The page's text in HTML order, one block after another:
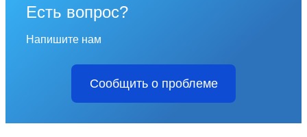
Есть вопрос?
Напишите нам
Сообщить о проблеме